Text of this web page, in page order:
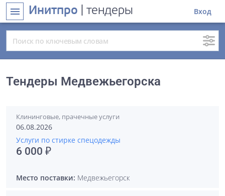
menu Инитпро | тендеры Вход
Тендеры Медвежьегорска
Клининговые, прачечные услуги
06.08.2026
Услуги по стирке спецодежды
6 000 ₽
Место поставки: Медвежьегорск